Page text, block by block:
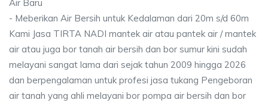
Air Baru
- Meberikan Air Bersih untuk Kedalaman dari 20m s/d 60m
Kami Jasa TIRTA NADI mantek air atau pantek air / mantek
air atau juga bor tanah air bersih dan bor sumur kini sudah
melayani sangat lama dari sejak tahun 2009 hingga 2026
dan berpengalaman untuk profesi jasa tukang Pengeboran
air tanah yang ahli melayani bor pompa air bersih dan bor